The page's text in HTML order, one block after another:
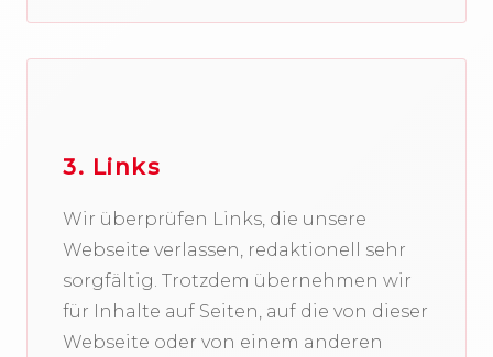
3. Links
Wir überprüfen Links, die unsere
Webseite verlassen, redaktionell sehr
sorgfältig. Trotzdem übernehmen wir
für Inhalte auf Seiten, auf die von dieser
Webseite oder von einem anderen